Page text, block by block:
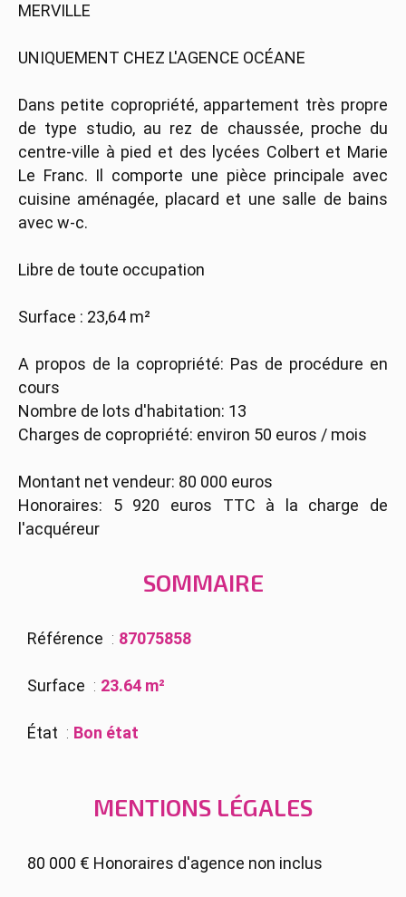
MERVILLE
UNIQUEMENT CHEZ L'AGENCE OCÉANE
Dans petite copropriété, appartement très propre
de type studio, au rez de chaussée, proche du
centre-ville à pied et des lycées Colbert et Marie
Le Franc. Il comporte une pièce principale avec
cuisine aménagée, placard et une salle de bains
avec w-c.
Libre de toute occupation
Surface : 23,64 m²
A propos de la copropriété: Pas de procédure en
cours
Nombre de lots d'habitation: 13
Charges de copropriété: environ 50 euros / mois
Montant net vendeur: 80 000 euros
Honoraires: 5 920 euros TTC à la charge de
l'acquéreur
SOMMAIRE
Référence 87075858
Surface 23.64 m²
État Bon état
MENTIONS LÉGALES
80 000 € Honoraires d'agence non inclus